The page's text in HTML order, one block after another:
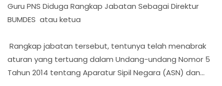
Guru PNS Diduga Rangkap Jabatan Sebagai Direktur
BUMDES atau ketua
Rangkap jabatan tersebut, tentunya telah menabrak
aturan yang tertuang dalam Undang-undang Nomor 5
Tahun 2014 tentang Aparatur Sipil Negara (ASN) dan...